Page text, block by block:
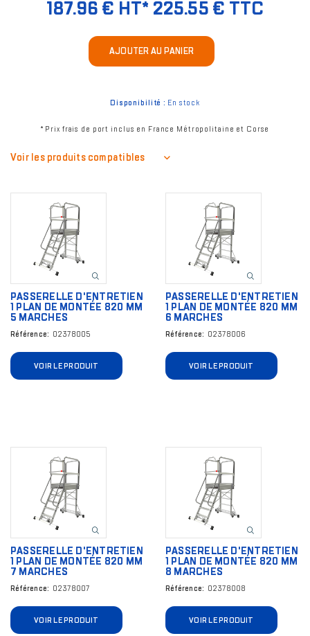
187.96 € HT* 225.55 € TTC
AJOUTER AU PANIER
Disponibilité : En stock
* Prix frais de port inclus en France Métropolitaine et Corse
Voir les produits compatibles
PASSERELLE D'ENTRETIEN
1 PLAN DE MONTÉE 820 MM
5 MARCHES
Référence 02378005
VOIR LE PRODUIT
PASSERELLE D'ENTRETIEN
1 PLAN DE MONTÉE 820 MM
6 MARCHES
Référence 02378006
VOIR LE PRODUIT
PASSERELLE D'ENTRETIEN
1 PLAN DE MONTÉE 820 MM
7 MARCHES
Référence 02378007
VOIR LE PRODUIT
PASSERELLE D'ENTRETIEN
1 PLAN DE MONTÉE 820 MM
8 MARCHES
Référence 02378008
VOIR LE PRODUIT